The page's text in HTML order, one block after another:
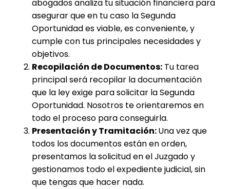
abogados analiza tu situación financiera para
asegurar que en tu caso la Segunda
Oportunidad es viable, es conveniente, y
cumple con tus principales necesidades y
objetivos.
Recopilación de Documentos: Tu tarea
principal será recopilar la documentación
que la ley exige para solicitar la Segunda
Oportunidad. Nosotros te orientaremos en
todo el proceso para conseguirla.
Presentación y Tramitación:Una vez que
todos los documentos están en orden,
presentamos la solicitud en el Juzgado y
gestionamos todo el expediente judicial, sin
que tengas que hacer nada.